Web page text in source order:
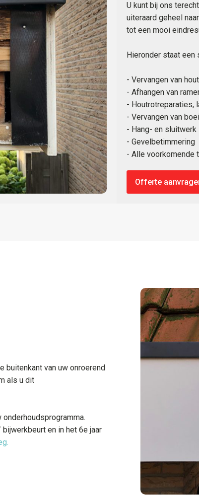
U kunt bij ons
uiteraard geheel
tot een mooi
Hieronder staat een
- Vervangen van
- Afhangen van
- Houtrotreparaties,
- Vervangen van
- Hang- en sluitwerk
- Gevelbetimmering
- Alle voorkomende
Offerte
buitenkant van uw onroerend
als u dit
en in het 6e jaar